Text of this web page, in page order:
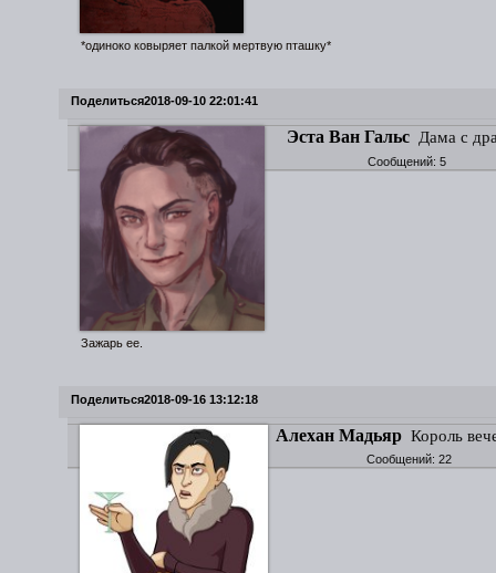
*одиноко ковыряет палкой мертвую пташку*
Поделиться2018-09-10 22:01:41
Эста Ван Гальс Дама с
Сообщений: 5
Зажарь ее.
Поделиться2018-09-16 13:12:18
Алехан Мадьяр Король
Сообщений: 22